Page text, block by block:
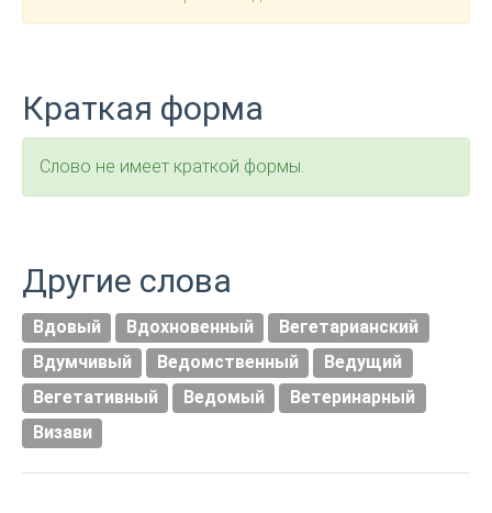
Краткая форма
Слово не имеет краткой формы.
Другие слова
Вдовый Вдохновенный
Вегетарианский
Вдумчивый
Ведомственный
Ведущий
Вегетативный
Ведомый
Ветеринарный
Визави